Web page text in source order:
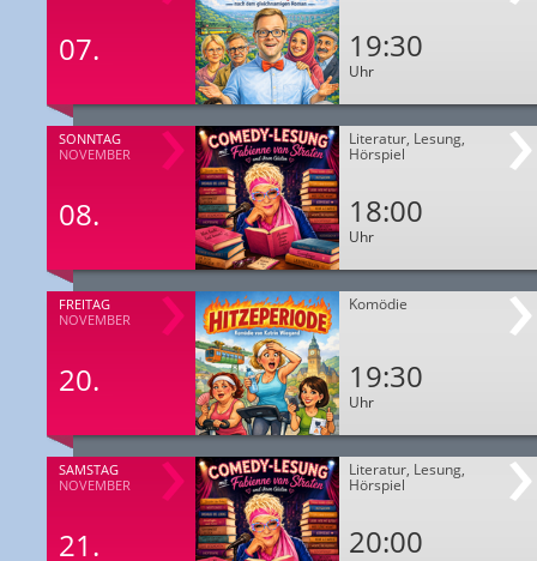
07. 19:30
Uhr
SONNTAG
NOVEMBER
08.
Literatur, Lesung,
Hörspiel
18:00
Uhr
FREITAG
NOVEMBER
20.
Komödie
19:30
Uhr
SAMSTAG
NOVEMBER
21.
Literatur, Lesung,
Hörspiel
20:00